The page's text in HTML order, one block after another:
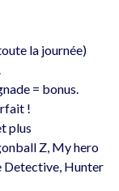
la journée)
= bonus.
!
plus
Z, My hero
Detective, Hunter